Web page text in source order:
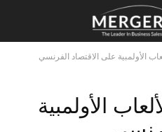
الأولمبية على الاقتصاد الفرنسي
الأولمبية